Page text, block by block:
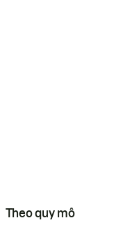
Theo quy mô